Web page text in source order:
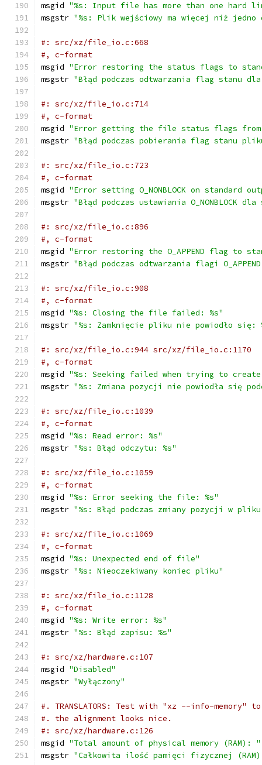
msgid "%s: Input file has more than one hard
msgstr "%s: Plik wejściowy ma więcej niż jedno
#: src/xz/file_io.c:668
#, c-format
msgid "Error restoring the status flags to
msgstr "Błąd podczas odtwarzania flag stanu
#: src/xz/file_io.c:714
#, c-format
msgid "Error getting the file status flags from
msgstr "Błąd podczas pobierania flag stanu
#: src/xz/file_io.c:723
#, c-format
msgid "Error setting O_NONBLOCK on standard
msgstr "Błąd podczas ustawiania O_NONBLOCK
#: src/xz/file_io.c:896
#, c-format
msgid "Error restoring the O_APPEND flag to
msgstr "Błąd podczas odtwarzania flagi
#: src/xz/file_io.c:908
#, c-format
msgid "%s: Closing the file failed: %s"
msgstr "%s: Zamknięcie pliku nie powiodło się:
#: src/xz/file_io.c:944 src/xz/file_io.c:1170
#, c-format
msgid "%s: Seeking failed when trying to
msgstr "%s: Zmiana pozycji nie powiodła się
#: src/xz/file_io.c:1039
#, c-format
msgid "%s: Read error: %s"
msgstr "%s: Błąd odczytu: %s"
#: src/xz/file_io.c:1059
#, c-format
msgid "%s: Error seeking the file: %s"
msgstr "%s: Błąd podczas zmiany pozycji w
#: src/xz/file_io.c:1069
#, c-format
msgid "%s: Unexpected end of file"
msgstr "%s: Nieoczekiwany koniec pliku"
#: src/xz/file_io.c:1128
#, c-format
msgid "%s: Write error: %s"
msgstr "%s: Błąd zapisu: %s"
#: src/xz/hardware.c:107
msgid "Disabled"
msgstr "Wyłączony"
#. TRANSLATORS: Test with "xz --info-memory"
#. the alignment looks nice.
#: src/xz/hardware.c:126
msgid "Total amount of physical memory (RAM): "
msgstr "Całkowita ilość pamięci fizycznej